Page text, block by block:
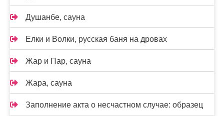
Душанбе, сауна
Елки и Волки, русская баня на дровах
Жар и Пар, сауна
Жара, сауна
Заполнение акта о несчастном случае: образец